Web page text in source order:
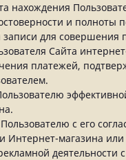
нахождения
и полноты
для совершения
Сайта
платежей,
с его
Интернет-магазина
деятельности